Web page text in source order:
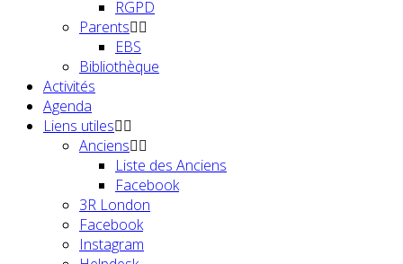
RGPD
Parents
EBS
Bibliothèque
Activités
Agenda
Liens utiles
Anciens
Liste des Anciens
Facebook
3R London
Facebook
Instagram